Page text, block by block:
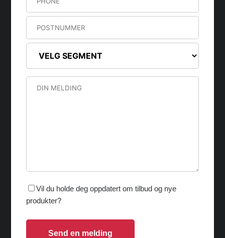
Vil du holde deg oppdatert om tilbud og nye
produkter?
Send en melding